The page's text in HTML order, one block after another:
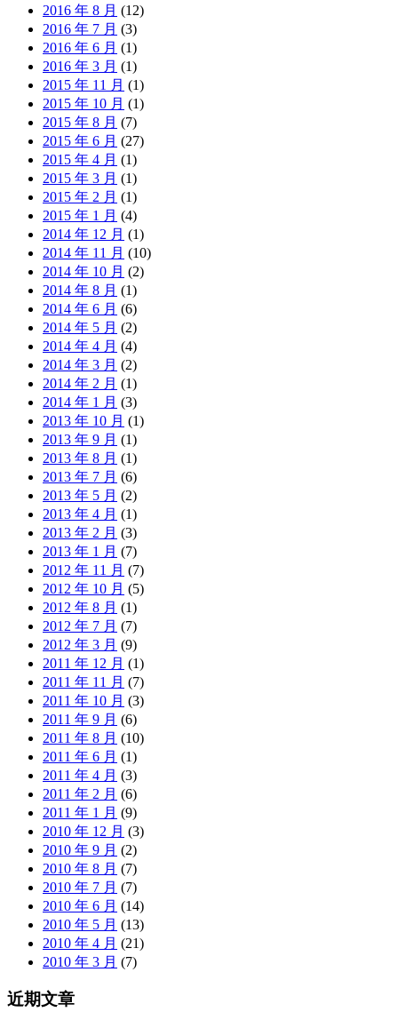
2016 年 8 月 (12)
2016 年 7 月 (3)
2016 年 6 月 (1)
2016 年 3 月 (1)
2015 年 11 月 (1)
2015 年 10 月 (1)
2015 年 8 月 (7)
2015 年 6 月 (27)
2015 年 4 月 (1)
2015 年 3 月 (1)
2015 年 2 月 (1)
2015 年 1 月 (4)
2014 年 12 月 (1)
2014 年 11 月 (10)
2014 年 10 月 (2)
2014 年 8 月 (1)
2014 年 6 月 (6)
2014 年 5 月 (2)
2014 年 4 月 (4)
2014 年 3 月 (2)
2014 年 2 月 (1)
2014 年 1 月 (3)
2013 年 10 月 (1)
2013 年 9 月 (1)
2013 年 8 月 (1)
2013 年 7 月 (6)
2013 年 5 月 (2)
2013 年 4 月 (1)
2013 年 2 月 (3)
2013 年 1 月 (7)
2012 年 11 月 (7)
2012 年 10 月 (5)
2012 年 8 月 (1)
2012 年 7 月 (7)
2012 年 3 月 (9)
2011 年 12 月 (1)
2011 年 11 月 (7)
2011 年 10 月 (3)
2011 年 9 月 (6)
2011 年 8 月 (10)
2011 年 6 月 (1)
2011 年 4 月 (3)
2011 年 2 月 (6)
2011 年 1 月 (9)
2010 年 12 月 (3)
2010 年 9 月 (2)
2010 年 8 月 (7)
2010 年 7 月 (7)
2010 年 6 月 (14)
2010 年 5 月 (13)
2010 年 4 月 (21)
2010 年 3 月 (7)
近期文章